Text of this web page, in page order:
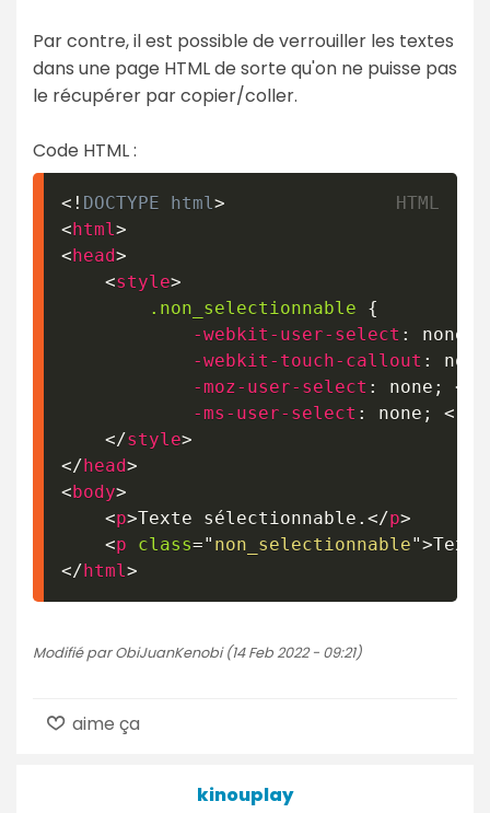
Par contre, il est possible de verrouiller les textes
dans une page HTML de sorte qu'on ne puisse pas
le récupérer par copier/coller.
Code HTML :
<! DOCTYPE html >
<html >
<head>
<style>
.non_selectionnable
{
-webkit-user-select : none
-webkit-touch-callout : none
-moz-user-select : none ;
-ms-user-select : none ;
<!--
</style>
</head>
<body>
<p>Texte sélectionnable. </p>
<p class=" non_selectionnable">
</html >
Modifié par ObiJuanKenobi (14 Feb 2022 - 09:21)
aime ça
kinouplay